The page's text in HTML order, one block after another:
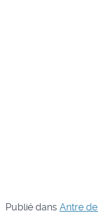
Publié dans Antre